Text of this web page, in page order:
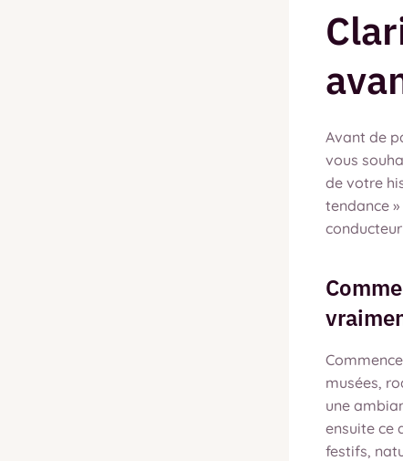
Avant de
vous
de votre
tendance
musées,
une
ensuite ce
festifs,